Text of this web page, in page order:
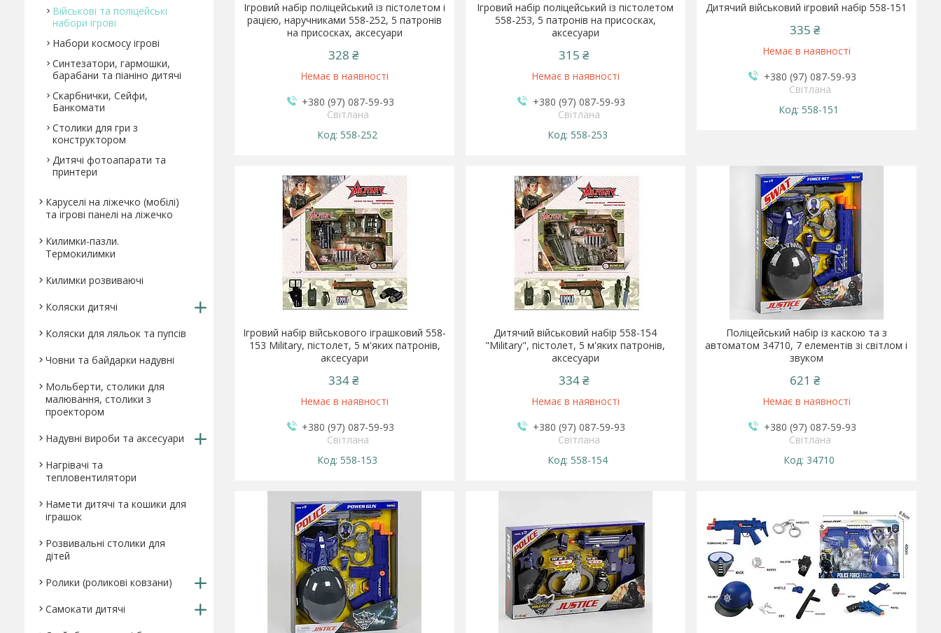
Ігровий набір поліцейський із пістолетом і
рацією, наручниками 558-252, 5 патронів
на присосках, аксесуари
328 ₴
Немає в наявності
+380 (97) 087-59-93
Світлана
558-252
Ігровий набір поліцейський із пістолетом
558-253, 5 патронів на присосках,
аксесуари
315 ₴
Немає в наявності
+380 (97) 087-59-93
Світлана
558-253
Дитячий військовий ігровий набір 558-151
335 ₴
Немає в наявності
+380 (97) 087-59-93
Світлана
558-151
Ігровий набір військового іграшковий 558-
153 Military, пістолет, 5 м'яких патронів,
аксесуари
334 ₴
Немає в наявності
+380 (97) 087-59-93
Світлана
558-153
Дитячий військовий набір 558-154
"Military", пістолет, 5 м'яких патронів,
аксесуари
334 ₴
Немає в наявності
+380 (97) 087-59-93
Світлана
558-154
Поліцейський набір із каскою та з
автоматом 34710, 7 елементів зі світлом і
звуком
621 ₴
Немає в наявності
+380 (97) 087-59-93
Світлана
34710
Військові та поліцейські
набори ігрові
Набори космосу ігрові
Синтезатори, гармошки,
барабани та піаніно дитячі
Скарбнички, Сейфи,
Банкомати
Столики для гри з
конструктором
Дитячі фотоапарати та
принтери
Каруселі на ліжечко (мобілі)
та ігрові панелі на ліжечко
Килимки-пазли.
Термокилимки
Килимки розвиваючі
Коляски дитячі
Коляски для ляльок та пупсів
Човни та байдарки надувні
Мольберти, столики для
малювання, столики з
проектором
Надувні вироби та аксесуари
Нагрівачі та
тепловентилятори
Намети дитячі та кошики для
іграшок
Розвивальні столики для
дітей
Ролики (роликові ковзани)
Самокати дитячі